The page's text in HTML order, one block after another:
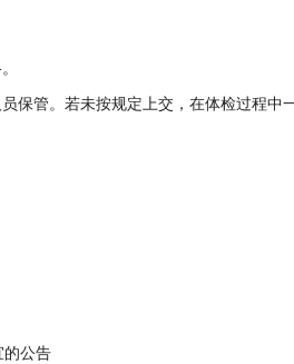
管。若未按规定上交，在体检过程中
的公告